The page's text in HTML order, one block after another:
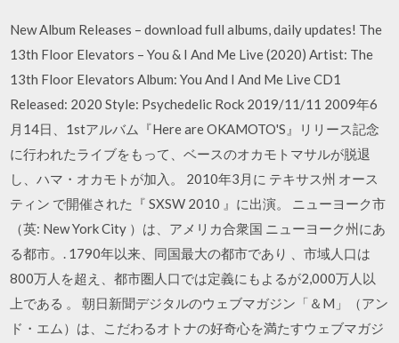
New Album Releases – download full albums, daily updates! The
13th Floor Elevators – You & I And Me Live (2020) Artist: The
13th Floor Elevators Album: You And I And Me Live CD1
Released: 2020 Style: Psychedelic Rock 2019/11/11 2009年6
月14日、1stアルバム『Here are OKAMOTO'S』リリース記念
に行われたライブをもって、ベースのオカモトマサルが脱退
し、ハマ・オカモトが加入。 2010年3月に テキサス州 オース
ティン で開催された『 SXSW 2010 』に出演。 ニューヨーク市
（英: New York City ）は、アメリカ合衆国 ニューヨーク州にあ
る都市。. 1790年以来、同国最大の都市であり 、市域人口は
800万人を超え、都市圏人口では定義にもよるが2,000万人以
上である 。 朝日新聞デジタルのウェブマガジン「＆M」（アン
ド・エム）は、こだわるオトナの好奇心を満たすウェブマガジ